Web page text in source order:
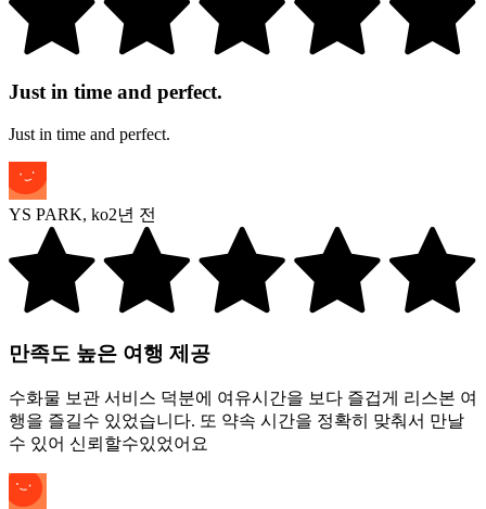
Just in time and perfect.
Just in time and perfect.
YS PARK, ko2년 전
만족도 높은 여행 제공
수화물 보관 서비스 덕분에 여유시간을 보다 즐겁게 리스본 여
행을 즐길수 있었습니다. 또 약속 시간을 정확히 맞춰서 만날
수 있어 신뢰할수있었어요